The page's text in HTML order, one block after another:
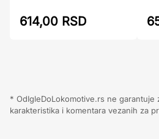
614,00 RSD
* OdIgleDoLokomotive.rs ne garantuje
karakteristika i komentara vezanih za